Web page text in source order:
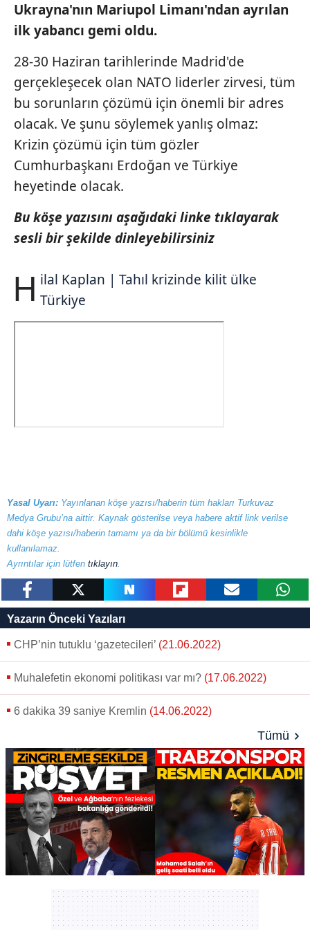
gösterilmeyecektir."
Sizlere daha iyi bir hizmet sunabilmek için İnternet
Sitemizde kendimize ve üçüncü kişilere ait çerezler
verileriniz işlenmekte olup gerekli olan çerezler bilgi
toplumu hizmetlerinin sunulması amacıyla
kullanılmaktadır. Diğer çerezler, sitemizin daha işlevsel
kılınması ve kişiselleştirilmesi ve sizlere yönelik
reklam/pazarlama faaliyetlerinin yapılması, amaçlarıyla
sınırlı olarak açık rızanız dahilinde kullanılacaktır.
vasıtasıyla belirleyebilirsiniz. Çerezlere ilişkin detaylı bilgi
için Ayarlar butonuna tıklayabilir,Çerez Bilgilendirme
6698 sayılı Kişisel Verilerin Korunması Kanunu uyarınca
hazırlanmış Aydınlatma Metnimizi okumak ve sitemizde
ilgili mevzuata uygun olarak kullanılan çerezlerle ilgili bilgi
Ukrayna'nın Mariupol Limanı'ndan ayrılan
ilk yabancı gemi oldu.
28-30 Haziran tarihlerinde Madrid'de
gerçekleşecek olan NATO liderler zirvesi, tüm
bu sorunların çözümü için önemli bir adres
olacak. Ve şunu söylemek yanlış olmaz:
Krizin çözümü için tüm gözler
Cumhurbaşkanı Erdoğan ve Türkiye
heyetinde olacak.
Bu köşe yazısını aşağıdaki linke tıklayarak
sesli bir şekilde dinleyebilirsiniz
H ilal Kaplan | Tahıl krizinde kilit ülke
Türkiye
Yasal Uyarı: Yayınlanan köşe yazısı/haberin tüm hakları Turkuvaz
Medya Grubu’na aittir. Kaynak gösterilse veya habere aktif link verilse
dahi köşe yazısı/haberin tamamı ya da bir bölümü kesinlikle
kullanılamaz.
Ayrıntılar için lütfen tıklayın.
Yazarın Önceki Yazıları
CHP’nin tutuklu ‘gazetecileri’ (21.06.2022)
Muhalefetin ekonomi politikası var mı? (17.06.2022)
6 dakika 39 saniye Kremlin (14.06.2022)
Tümü